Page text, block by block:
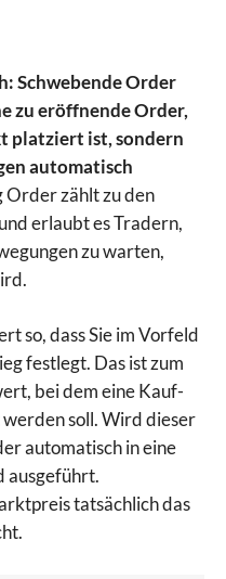
Schwebende Order
zu eröffnende Order,
platziert ist, sondern
automatisch
Order zählt zu den
erlaubt es Tradern,
zu warten,
so, dass Sie im Vorfeld
festlegt. Das ist zum
bei dem eine Kauf-
soll. Wird dieser
automatisch in eine
ausgeführt.
tatsächlich das